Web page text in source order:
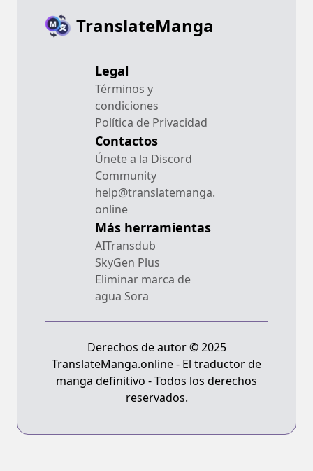
TranslateManga
Legal
Términos y
condiciones
Política de Privacidad
Contactos
Únete a la Discord
Community
help@translatemanga.
online
Más herramientas
AITransdub
SkyGen Plus
Eliminar marca de
agua Sora
Derechos de autor © 2025
TranslateManga.online - El traductor de
manga definitivo - Todos los derechos
reservados.